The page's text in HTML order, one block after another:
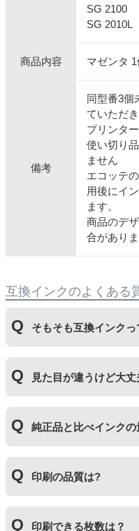
SG 2100
SG 2010L
商品内容 マゼンタ 1
備考
同型番3個
ていただ
プリンタ
使い切り
ません
エコッテ
用後にイ
ます。
商品のデ
合がありま
互換インクのよくある
そもそも互換インクっ
いる互換品です。サ
われます。開発コス
利用いただくことが
見た目が違うけど大丈
いる互換品です。プ
いますが、一部特許
いる場合もございま
ご安心ください。
純正品と比べインクの
インク量が入ってお
きます。（インクが
しも純正より印刷数
ん。）
印刷の品質は?
印刷できる枚数は？